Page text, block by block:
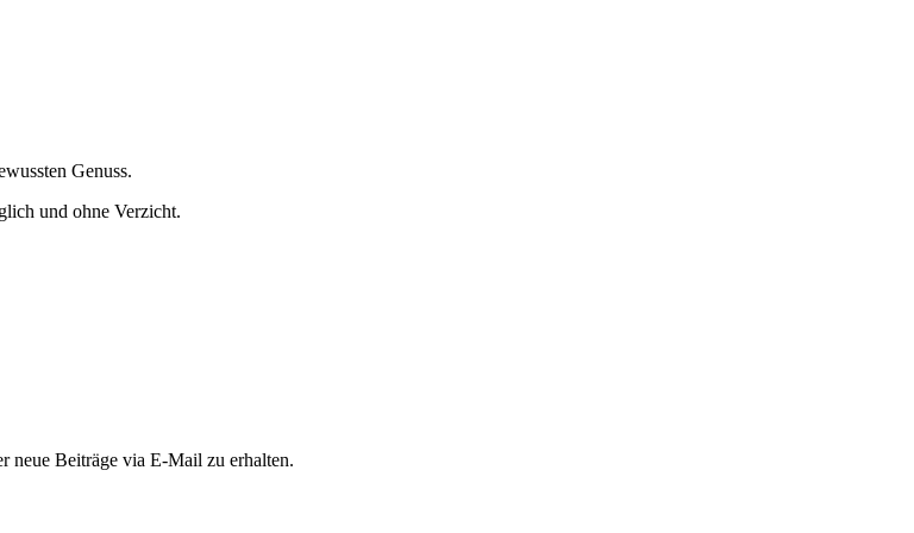
Genuss.
und ohne Verzicht.
neue Beiträge via E-Mail zu erhalten.